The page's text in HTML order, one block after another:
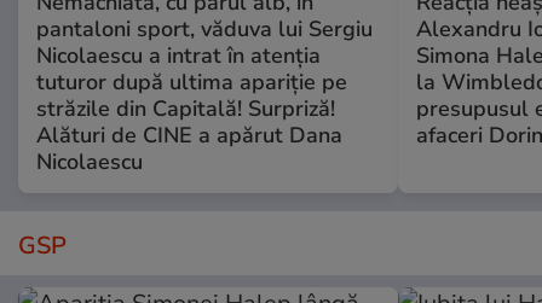
pantaloni sport, văduva lui Sergiu
Nicolaescu a intrat în atenția
tuturor după ultima apariție pe
străzile din Capitală! Surpriză!
Alături de CINE a apărut Dana
Nicolaescu
Alexandru
Simona
la
presupusul
afaceri
GSP